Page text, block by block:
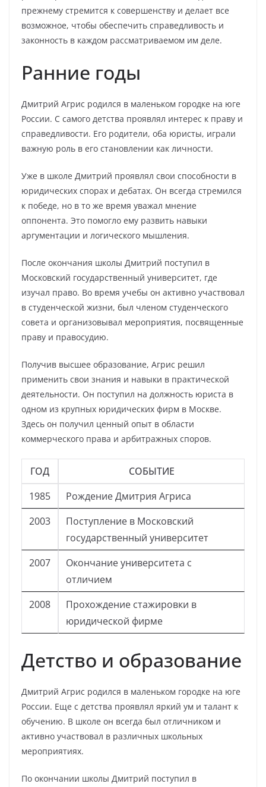
прежнему стремится к совершенству и делает все
возможное, чтобы обеспечить справедливость и
законность в каждом рассматриваемом им деле.
Ранние годы
Дмитрий Агрис родился в маленьком городке на юге
России. С самого детства проявлял интерес к праву и
справедливости. Его родители, оба юристы, играли
важную роль в его становлении как личности.
Уже в школе Дмитрий проявлял свои способности в
юридических спорах и дебатах. Он всегда стремился
к победе, но в то же время уважал мнение
оппонента. Это помогло ему развить навыки
аргументации и логического мышления.
После окончания школы Дмитрий поступил в
Московский государственный университет, где
изучал право. Во время учебы он активно участвовал
в студенческой жизни, был членом студенческого
совета и организовывал мероприятия, посвященные
праву и правосудию.
Получив высшее образование, Агрис решил
применить свои знания и навыки в практической
деятельности. Он поступил на должность юриста в
одном из крупных юридических фирм в Москве.
Здесь он получил ценный опыт в области
коммерческого права и арбитражных споров.
ГОД
СОБЫТИЕ
1985
Рождение Дмитрия Агриса
2003
Поступление в Московский
государственный университет
2007
Окончание университета с
отличием
2008
Прохождение стажировки в
юридической фирме
Детство и образование
Дмитрий Агрис родился в маленьком городке на юге
России. Еще с детства проявлял яркий ум и талант к
обучению. В школе он всегда был отличником и
активно участвовал в различных школьных
мероприятиях.
По окончании школы Дмитрий поступил в